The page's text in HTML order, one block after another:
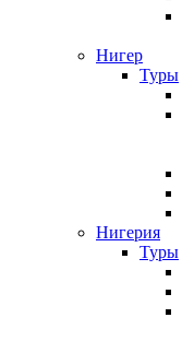
Нигер
Туры
Нигерия
Туры